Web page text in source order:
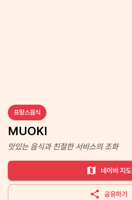
프랑스음식
MUOKI
맛있는 음식과 친절한 서비스의 조화
네이버 지도
공유하기